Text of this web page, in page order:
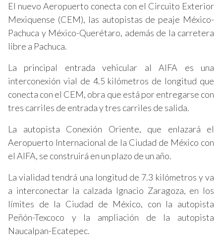
El nuevo Aeropuerto conecta con el Circuito Exterior
Mexiquense (CEM), las autopistas de peaje México-
Pachuca y México-Querétaro, además de la carretera
libre a Pachuca.
La principal entrada vehicular al AIFA es una
interconexión vial de 4.5 kilómetros de longitud que
conecta con el CEM, obra que está por entregarse con
tres carriles de entrada y tres carriles de salida.
La autopista Conexión Oriente, que enlazará el
Aeropuerto Internacional de la Ciudad de México con
el AIFA, se construirá en un plazo de un año.
La vialidad tendrá una longitud de 7.3 kilómetros y va
a interconectar la calzada Ignacio Zaragoza, en los
límites de la Ciudad de México, con la autopista
Peñón-Texcoco y la ampliación de la autopista
Naucalpan-Ecatepec.